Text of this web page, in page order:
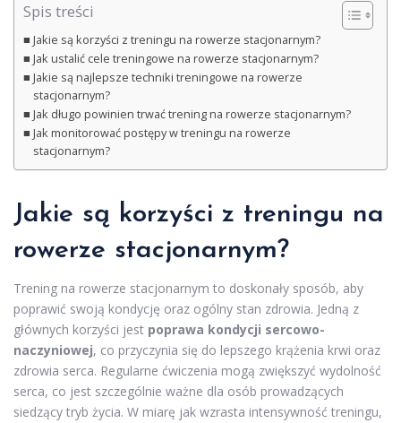
Spis treści
Jakie są korzyści z treningu na rowerze stacjonarnym?
Jak ustalić cele treningowe na rowerze stacjonarnym?
Jakie są najlepsze techniki treningowe na rowerze
stacjonarnym?
Jak długo powinien trwać trening na rowerze stacjonarnym?
Jak monitorować postępy w treningu na rowerze
stacjonarnym?
Jakie są korzyści z treningu na
rowerze stacjonarnym?
Trening na rowerze stacjonarnym to doskonały sposób, aby
poprawić swoją kondycję oraz ogólny stan zdrowia. Jedną z
głównych korzyści jest poprawa kondycji sercowo-
naczyniowej, co przyczynia się do lepszego krążenia krwi oraz
zdrowia serca. Regularne ćwiczenia mogą zwiększyć wydolność
serca, co jest szczególnie ważne dla osób prowadzących
siedzący tryb życia. W miarę jak wzrasta intensywność treningu,